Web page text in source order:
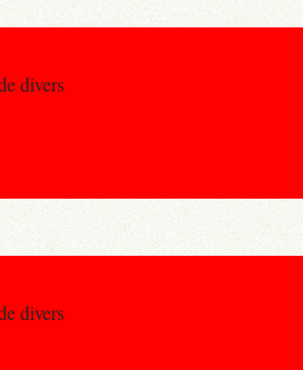
divers
divers